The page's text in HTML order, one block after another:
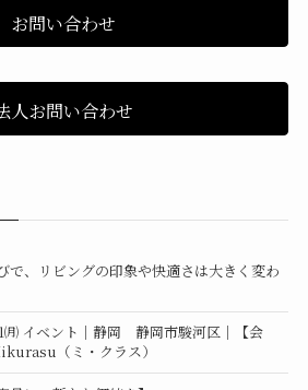
お問い合わせ
人お問い合わせ
で、リビングの印象や快適さは大きく変わ
㈪ イベント｜静岡 静岡市駿河区｜【会
（ミ・クラス）